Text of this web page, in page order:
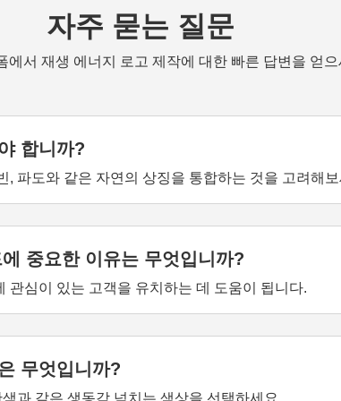
자주 묻는 질문
에서 재생 에너지 로고 제작에 대한 빠른 답변을 얻으
합니까?
파도와 같은 자연의 상징을 통합하는 것을 고려해
중요한 이유는 무엇입니까?
관심이 있는 고객을 유치하는 데 도움이 됩니다.
무엇입니까?
과 같은 생동감 넘치는 색상을 선택하세요.